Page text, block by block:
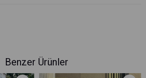
Benzer Ürünler